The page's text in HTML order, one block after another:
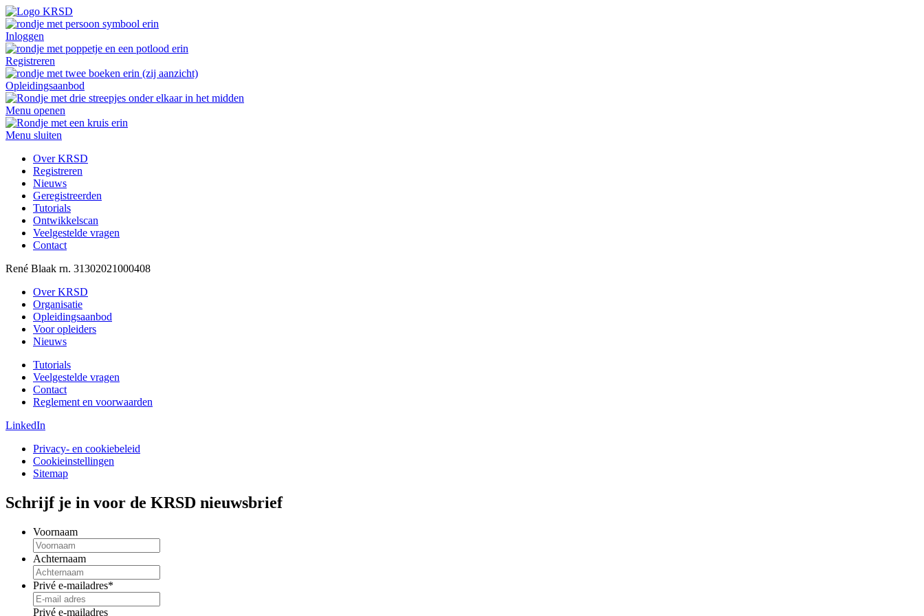
Inloggen
Registreren
Opleidingsaanbod
Menu openen
Menu sluiten
Over KRSD
Registreren
Nieuws
Geregistreerden
Tutorials
Ontwikkelscan
Veelgestelde vragen
Contact
René Blaak rn. 31302021000408
Over KRSD
Organisatie
Opleidingsaanbod
Voor opleiders
Nieuws
Tutorials
Veelgestelde vragen
Contact
Reglement en voorwaarden
LinkedIn
Privacy- en cookiebeleid
Cookieinstellingen
Sitemap
Schrijf je in voor de KRSD nieuwsbrief
Voornaam
Achternaam
Privé e-mailadres*
Privé e-mailadres